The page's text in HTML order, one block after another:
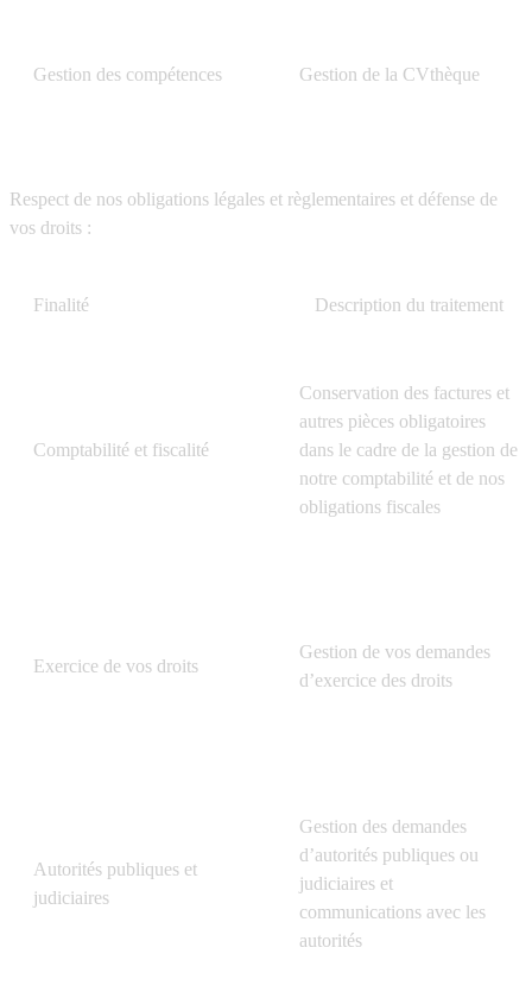
Gestion des compétences Gestion de la CVthèque
Respect de nos obligations légales et règlementaires et défense de
vos droits :
Finalité Description du traitement
Comptabilité et fiscalité
Conservation des factures et
autres pièces obligatoires
dans le cadre de la gestion de
notre comptabilité et de nos
obligations fiscales
Exercice de vos droits
Gestion de vos demandes
d’exercice des droits
Autorités publiques et
judiciaires
Gestion des demandes
d’autorités publiques ou
judiciaires et
communications avec les
autorités